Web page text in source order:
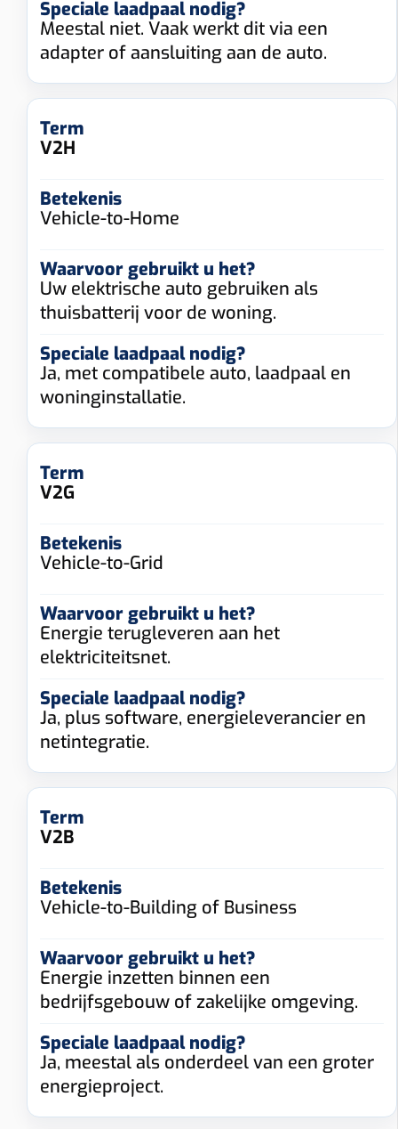
Meestal niet. Vaak werkt dit via een
adapter of aansluiting aan de auto.
V2H
Vehicle-to-Home
Uw elektrische auto gebruiken als
thuisbatterij voor de woning.
Ja, met compatibele auto, laadpaal en
woninginstallatie.
V2G
Vehicle-to-Grid
Energie terugleveren aan het
elektriciteitsnet.
Ja, plus software, energieleverancier en
netintegratie.
V2B
Vehicle-to-Building of Business
Energie inzetten binnen een
bedrijfsgebouw of zakelijke omgeving.
Ja, meestal als onderdeel van een groter
energieproject.